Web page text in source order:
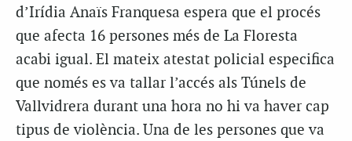
d’Irídia Anaïs Franquesa espera que el procés
que afecta 16 persones més de La Floresta
acabi igual. El mateix atestat policial especifica
que només es va tallar l’accés als Túnels de
Vallvidrera durant una hora no hi va haver cap
tipus de violència. Una de les persones que va